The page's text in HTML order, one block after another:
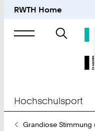
RWTH Home
Suche
nach
Hochschulsport
SieGrandiose Stimmung